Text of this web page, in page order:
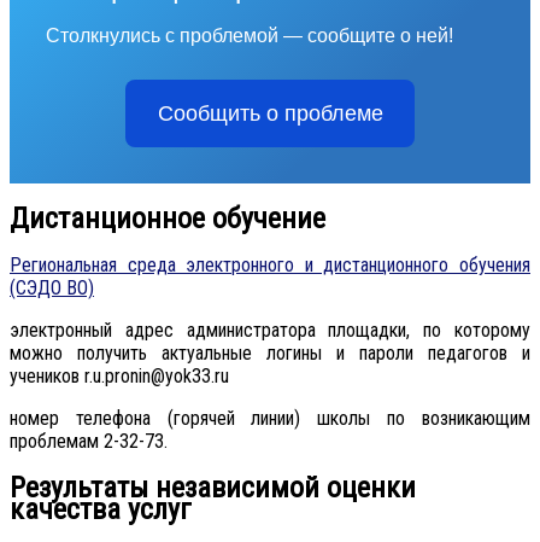
Столкнулись с проблемой — сообщите о ней!
Сообщить о проблеме
Дистанционное обучение
Региональная среда электронного и дистанционного обучения
(СЭДО ВО)
электронный адрес администратора площадки, по которому
можно получить актуальные логины и пароли педагогов и
учеников r.u.pronin@yok33.ru
номер телефона (горячей линии) школы по возникающим
проблемам 2-32-73.
Результаты независимой оценки
качества услуг